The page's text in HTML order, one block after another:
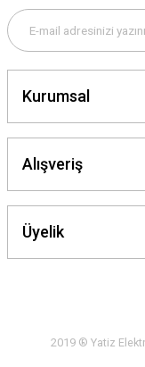
Kurumsal
Alışveriş
Üyelik
2019 ® Yatiz